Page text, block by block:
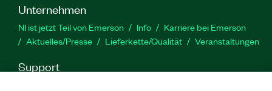
Unternehmen
NI ist jetzt Teil von Emerson Info
Karriere bei Emerson
Aktuelles/Presse
Lieferkette/Qualität Veranstaltungen
Support